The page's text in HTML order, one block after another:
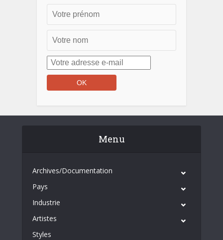
Menu
Archives/Documentation
Pays
Industrie
Artistes
Styles